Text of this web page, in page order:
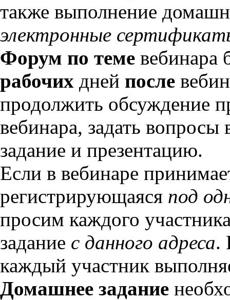
также выполнение
электронные
Форум по теме вебинара
рабочих дней после
продолжить обсуждение
вебинара, задать
задание и презентацию.
Если в вебинаре
регистрирующаяся под
просим каждого
задание с данного адреса.
каждый участник
Домашнее задание